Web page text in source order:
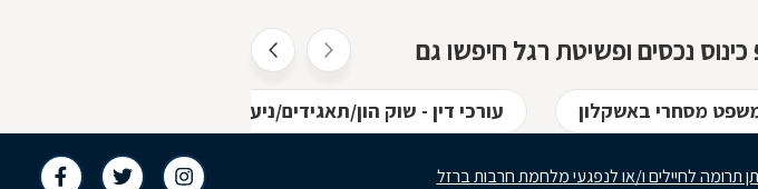
נכסים ופשיטת רגל חיפשו גם
משפט מסחרי באשקלון עורכי דין - שוק הון/תאגידים/ניע באשקלון
תרומה לחיילים ו/או לנפגעי מלחמת חרבות ברזל